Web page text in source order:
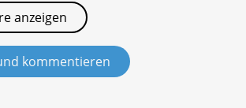
anzeigen
kommentieren